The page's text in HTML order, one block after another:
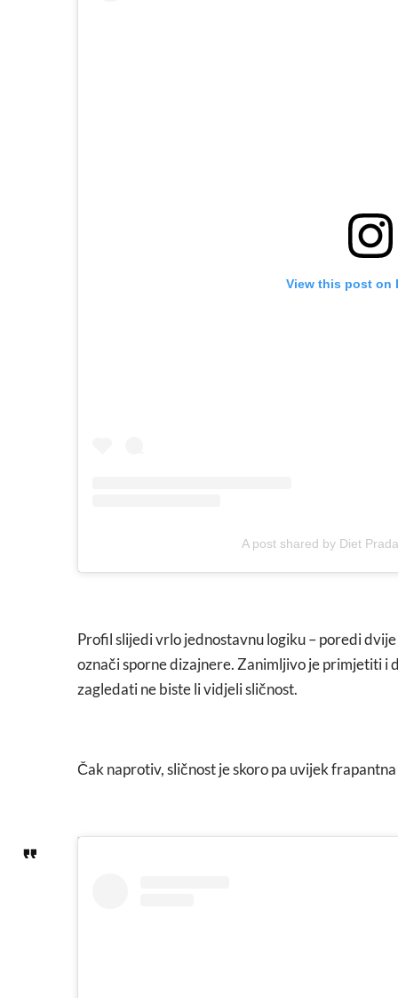
View this post on
A post shared by Diet
Profil slijedi vrlo jednostavnu logiku – poredi
označi sporne dizajnere. Zanimljivo je primjetiti i
zagledati ne biste li vidjeli sličnost.
Čak naprotiv, sličnost je skoro pa uvijek